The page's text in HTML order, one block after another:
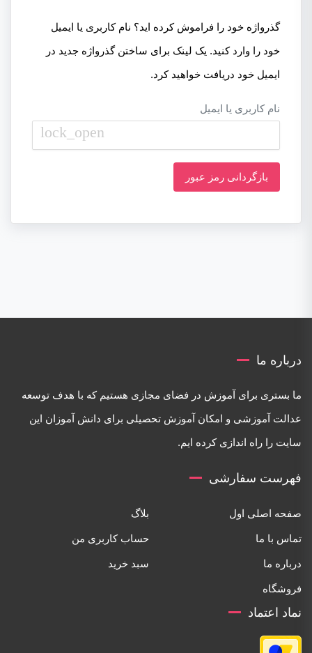
گذرواژه خود را فراموش کرده اید؟ نام کاربری یا ایمیل
خود را وارد کنید. یک لینک برای ساختن گذرواژه جدید در
ایمیل خود دریافت خواهید کرد.
نام کاربری یا ایمیل
lock_open
بازگردانی رمز عبور
درباره ما
ما بستری برای آموزش در فضای مجازی هستیم که با هدف توسعه
عدالت آموزشی و امکان آموزش تحصیلی برای دانش آموزان این
سایت را راه اندازی کرده ایم.
فهرست سفارشی
صفحه اصلی اول بلاگ
تماس با ما حساب کاربری من
درباره ما سبد خرید
فروشگاه
نماد اعتماد